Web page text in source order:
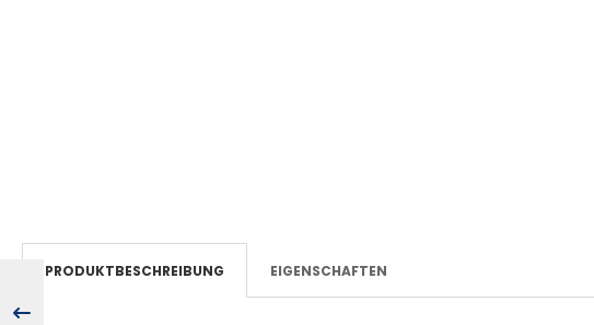
PRODUKTBESCHREIBUNG EIGENSCHAFTEN